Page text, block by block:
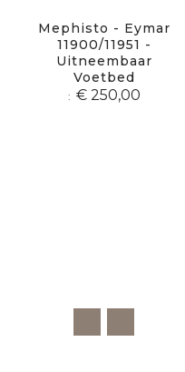
Mephisto - Eymar
11900/11951 -
Uitneembaar
Voetbed
€ 250,00